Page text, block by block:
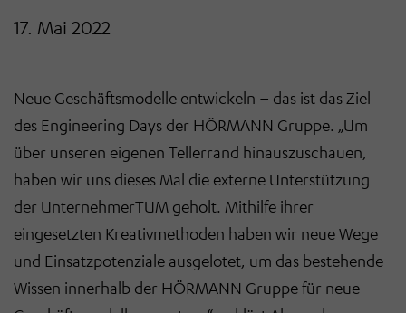
17. Mai 2022
Neue Geschäftsmodelle entwickeln – das ist das Ziel
des Engineering Days der HÖRMANN Gruppe. „Um
über unseren eigenen Tellerrand hinauszuschauen,
haben wir uns dieses Mal die externe Unterstützung
der UnternehmerTUM geholt. Mithilfe ihrer
eingesetzten Kreativmethoden haben wir neue Wege
und Einsatzpotenziale ausgelotet, um das bestehende
Wissen innerhalb der HÖRMANN Gruppe für neue